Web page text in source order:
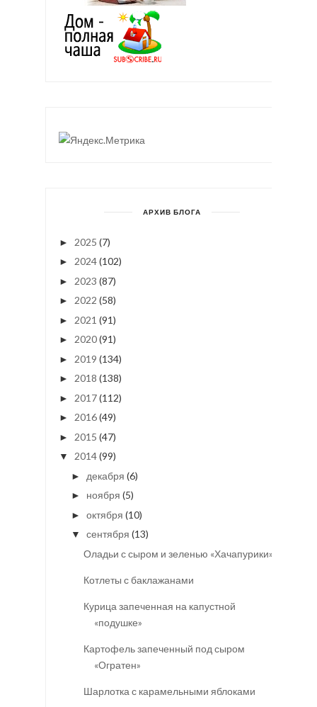
АРХИВ БЛОГА
► 2025 (7)
► 2024(102)
► 2023 (87)
► 2022 (58)
► 2021 (91)
► 2020(91)
► 2019 (134)
► 2018 (138)
► 2017(112)
► 2016(49)
► 2015 (47)
▼ 2014(99)
► декабря (6)
► ноября (5)
► октября (10)
▼ сентября (13)
Оладьи с сыром и зеленью «Хачапурики»
Котлеты с баклажанами
Курица запеченная на капустной
«подушке»
Картофель запеченный под сыром
«Огратен»
Шарлотка с карамельными яблоками